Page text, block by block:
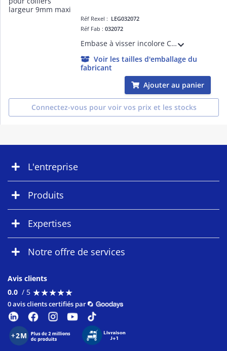
Réf Rexel : LEG032072
Réf Fab :032072
Embase à visser incolore Colring pour colliers largeur 9mm maxi - fixation par vis D=5mm
Voir les tailles d'emballage du
fabricant
Ajouter au panier
Connectez-vous pour voir vos prix et les stocks
L'entreprise
Produits
Expertises
Notre offre de services
Avis clients
0.0 / 5 ★★★★★
★★★★★
0 avis clients certifiés par